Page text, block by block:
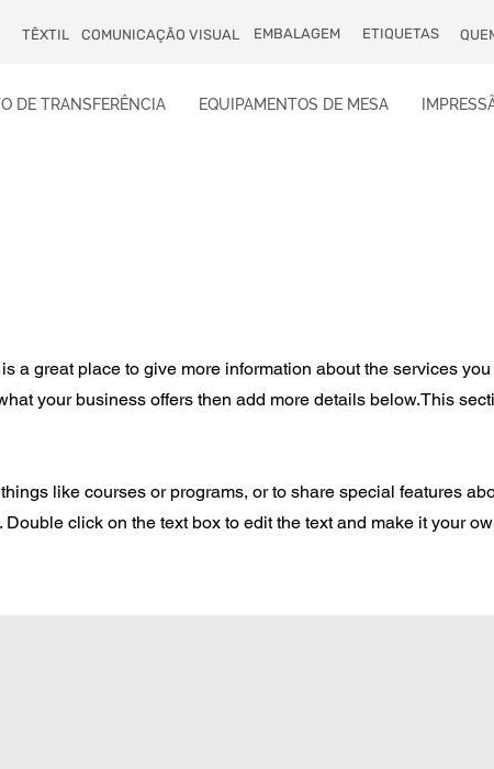
TÊXTIL COMUNICAÇÃO VISUAL EMBALAGEM ETIQUETAS
DE TRANSFERÊNCIA EQUIPAMENTOS DE MESA
a great place to give more information about the services you
your business offers then add more details below.This
like courses or programs, or to share special features
click on the text box to edit the text and make it your